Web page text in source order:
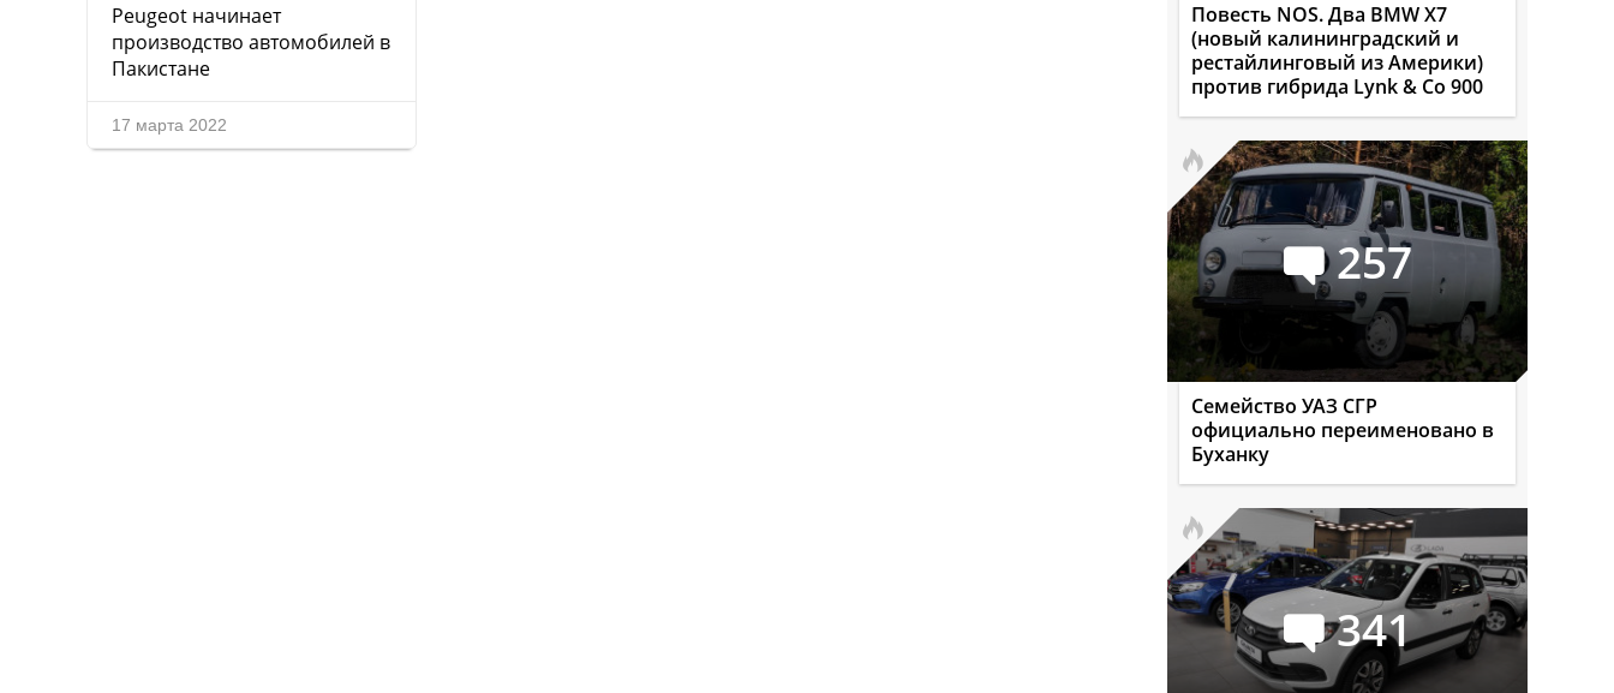
Peugeot начинает
производство автомобилей в
Пакистане
17 марта 2022
Повесть NOS. Два BMW X7
(новый калининградский и
рестайлинговый из Америки)
против гибрида Lynk & Co 900
257
Семейство УАЗ СГР
официально переименовано в
Буханку
341